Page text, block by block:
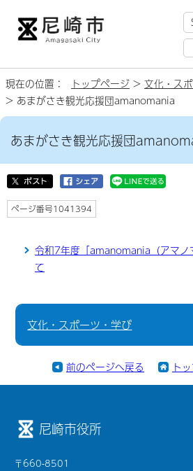
現在の位置： トップページ > 文化・ス
> あまがさき観光応援団amanomania
あまがさき観光応援団
ページ番号1041394
令和7年度「amanomania（アマノ
て
文化・スポーツ・学び
前のページへ戻る ト
尼崎市役所
〒660-8501